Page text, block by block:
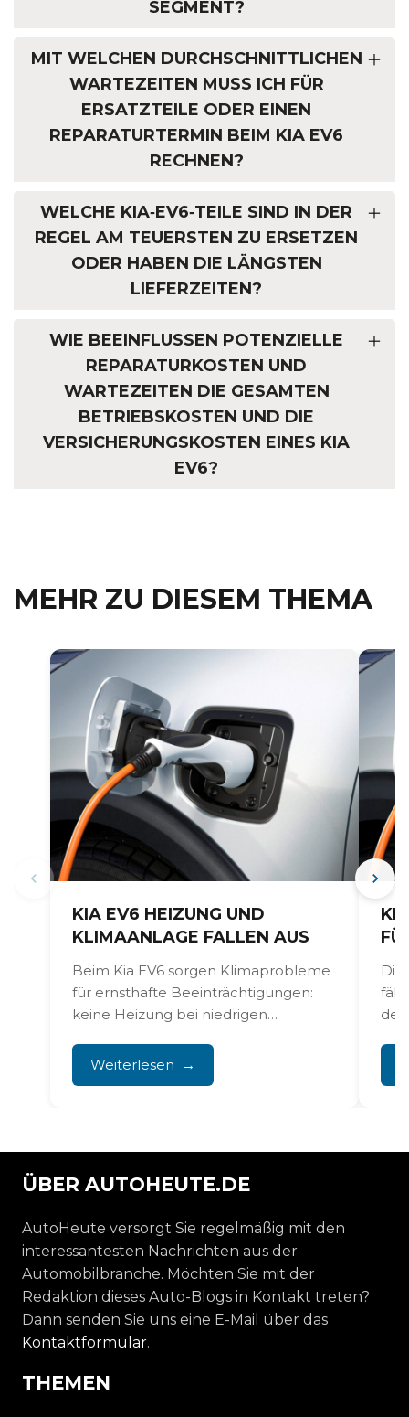
SEGMENT?
MIT WELCHEN DURCHSCHNITTLICHEN
WARTEZEITEN MUSS ICH FÜR
ERSATZTEILE ODER EINEN
REPARATURTERMIN BEIM KIA EV6
RECHNEN?
WELCHE KIA‑EV6‑TEILE SIND IN DER
REGEL AM TEUERSTEN ZU ERSETZEN
ODER HABEN DIE LÄNGSTEN
LIEFERZEITEN?
WIE BEEINFLUSSEN POTENZIELLE
REPARATURKOSTEN UND
WARTEZEITEN DIE GESAMTEN
BETRIEBSKOSTEN UND DIE
VERSICHERUNGSKOSTEN EINES KIA
EV6?
MEHR ZU DIESEM THEMA
KIA EV6 HEIZUNG UND
KLIMAANLAGE FALLEN AUS
Beim Kia EV6 sorgen Klimaprobleme
für ernsthafte Beeinträchtigungen:
keine Heizung bei niedrigen
Sommer, plötzlich ausfallende
Klimaanlage...
Weiterlesen
KIA
Die
fällt
der
ÜBER AUTOHEUTE.DE
AutoHeute versorgt Sie regelmäßig mit den
interessantesten Nachrichten aus der
Automobilbranche. Möchten Sie mit der
Redaktion dieses Auto-Blogs in Kontakt treten?
Dann senden Sie uns eine E-Mail über das
Kontaktformular.
THEMEN